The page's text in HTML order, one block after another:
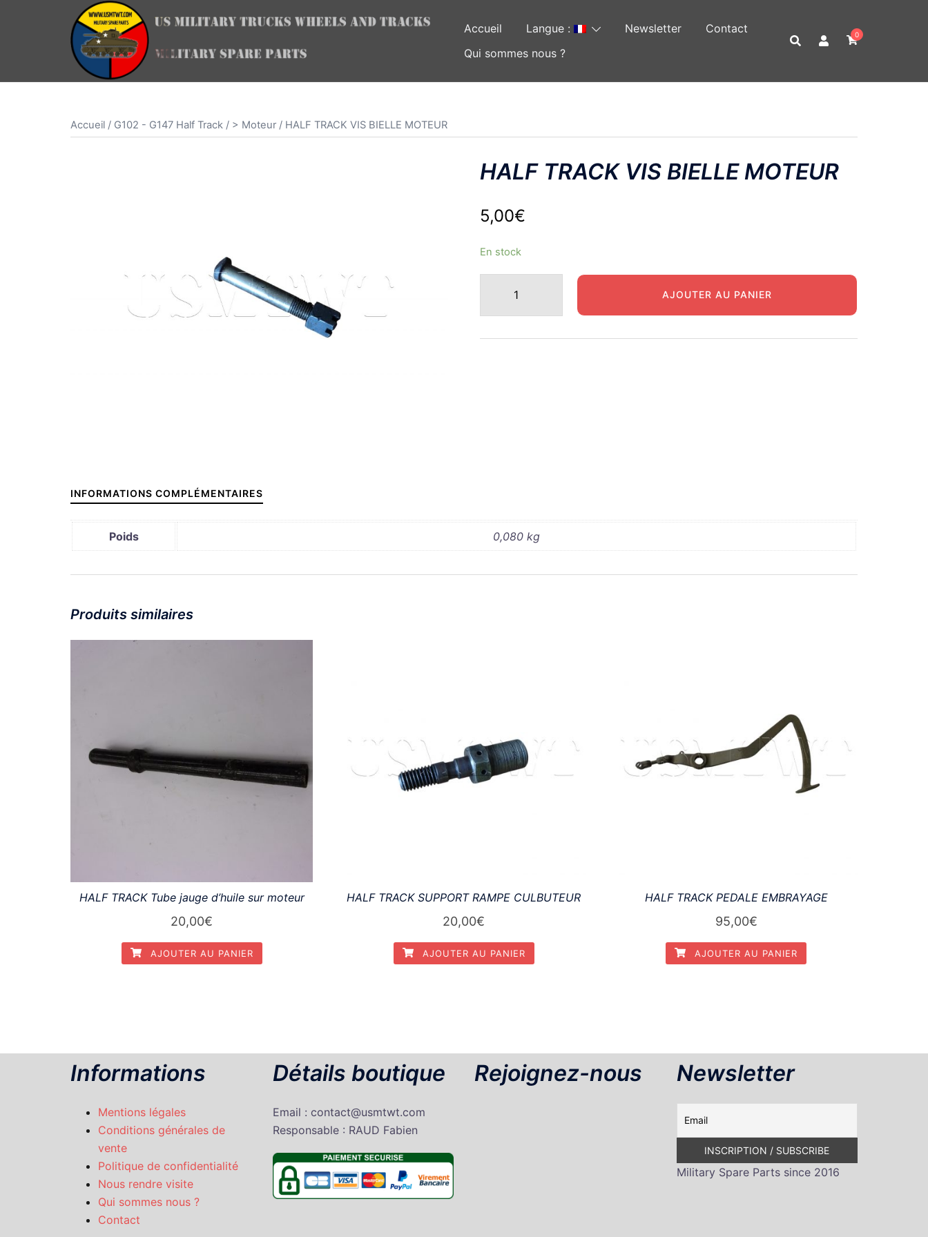
Accueil Langue : Newsletter
Contact
Qui sommes nous ?
0
Accueil / G102 - G147 Half Track / > Moteur / HALF TRACK VIS BIELLE MOTEUR
HALF TRACK VIS BIELLE MOTEUR
5,00€
En stock
HALF
TRACK
AJOUTER AU PANIER
INFORMATIONS COMPLÉMENTAIRES
Poids 0,080 kg
Produits similaires
HALF TRACK Tube jauge d’huile sur moteur
20,00€
AJOUTER AU PANIER
HALF TRACK SUPPORT RAMPE CULBUTEUR
20,00€
AJOUTER AU PANIER
HALF TRACK PEDALE EMBRAYAGE
95,00€
AJOUTER AU PANIER
Informations
Mentions légales
Conditions générales de
vente
Politique de confidentialité
Nous rendre visite
Qui sommes nous ?
Contact
Détails boutique
Email : contact@usmtwt.com
Responsable : RAUD Fabien
Rejoignez-nous Newsletter
Military Spare Parts since 2016